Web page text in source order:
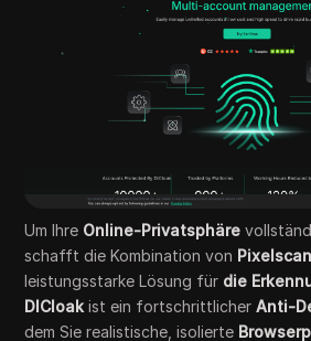
Um Ihre Online-Privatsphäre
schafft die Kombination von Pixelscan
leistungsstarke Lösung für die
DICloak ist ein fortschrittlicherAnti-
dem Sie realistische, isolierte